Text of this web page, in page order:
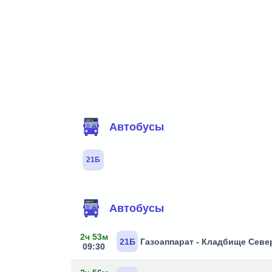
Автобусы
21Б
Автобусы
2ч 53м
09:30
21Б Газоаппарат - Кладбище